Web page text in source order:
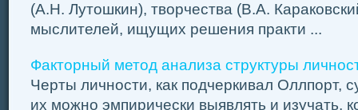
(А.Н. Лутошкин), творчества (В.А.
мыслителей, ищущих решения практи ...
Факторный метод анализа структуры
Черты личности, как подчеркивал Оллпорт,
их можно эмпирически выявлять и изучать,